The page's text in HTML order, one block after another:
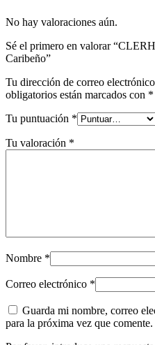
No hay valoraciones aún.
Sé el primero en valorar
Caribeño”
Tu dirección de correo
obligatorios están marcados con *
Tu puntuación *
Tu valoración *
Nombre *
Correo electrónico *
Guarda mi nombre, correo
para la próxima vez que comente.